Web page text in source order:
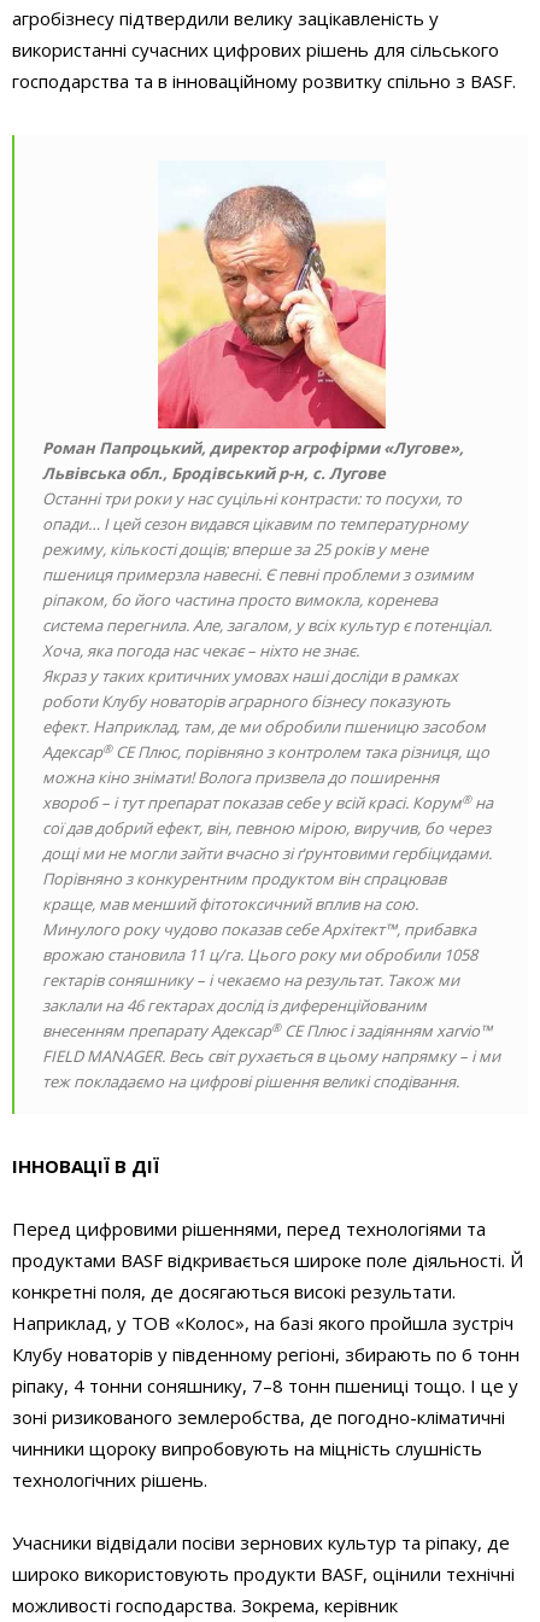
агробізнесу підтвердили велику зацікавленість у
використанні сучасних цифрових рішень для сільського
господарства та в інноваційному розвитку спільно з BASF.
Роман Папроцький, директор агрофірми «Лугове»,
Львівська обл., Бродівський р-н, с. Лугове
Останні три роки у нас суцільні конт­расти: то посухи, то
опади… І цей сезон видався цікавим по температурному
режиму, кількості дощів; вперше за 25 років у мене
пшениця примерзла навесні. Є певні проблеми з озимим
ріпаком, бо його частина просто вимокла, коренева
система перегнила. Але, загалом, у всіх культур є потенціал.
Хоча, яка погода нас чекає – ніхто не знає.
Якраз у таких критичних умовах наші досліди в рамках
роботи Клубу новаторів аграрного бізнесу показують
ефект. Наприклад, там, де ми обробили пшеницю засобом
Адексар®СЕ Плюс, порівняно з контролем така різниця, що
можна кіно знімати! Волога призвела до поширення
хвороб – і тут препарат показав себе у всій красі. Корум® на
сої дав добрий ефект, він, певною мірою, виручив, бо через
дощі ми не могли зайти вчасно зі ґрунтовими гербіцидами.
Порівняно з конкурентним продуктом він спрацював
краще, мав менший фітотоксичний вплив на сою.
Минулого року чудово показав себе Архітект™, прибавка
врожаю становила 11 ц/га. Цього року ми обробили 1058
гектарів соняшнику – і чекаємо на результат. Також ми
заклали на 46 гектарах дослід із диференційованим
внесенням препарату Адексар®СЕ Плюс і задіянням xarvio™
FIELD MANAGER. Весь світ рухається в цьому напрямку – і ми
теж покладаємо на цифрові рішення великі сподівання.
ІННОВАЦІЇ В ДІЇ
Перед цифровими рішеннями, перед технологіями та
продуктами BASF відкривається широке поле діяльності. Й
конкретні поля, де досягаються високі результати.
Наприклад, у ТОВ «Колос», на базі якого пройшла зустріч
Клубу новаторів у південному регіоні, збирають по 6 тонн
ріпаку, 4 тонни соняшнику, 7–8 тонн пшениці тощо. І це у
зоні ризикованого землеробства, де погодно-кліматичні
чинники щороку випробовують на міцність слушність
технологічних рішень.
Учасники відвідали посіви зернових культур та ріпаку, де
широко використовують продукти BASF, оцінили технічні
можливості господарства. Зокрема, керівник